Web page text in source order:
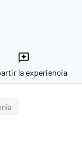
reviews
la experiencia